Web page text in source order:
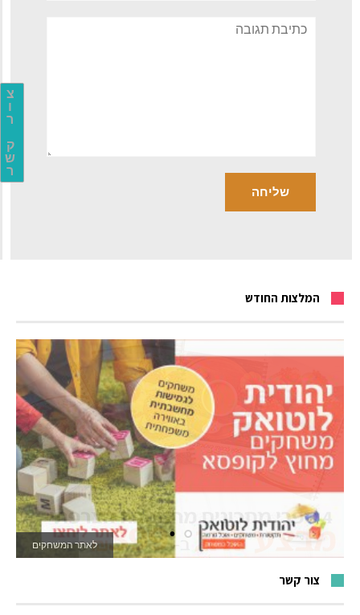
צ
ו
ר
ק
ש
ר
תגובה
המלצות החודש
לאתר המשחקים
צור קשר